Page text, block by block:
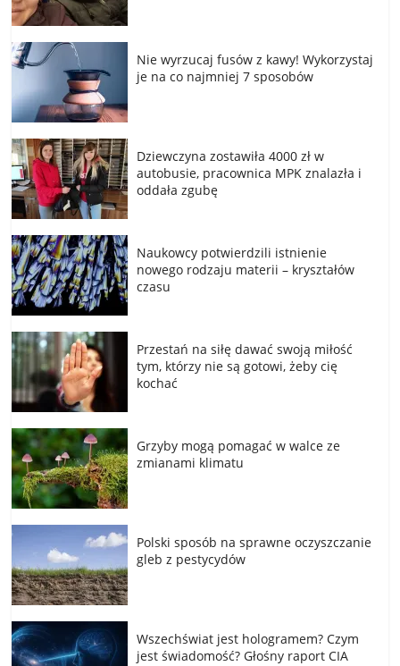
Nie wyrzucaj fusów z kawy! Wykorzystaj
je na co najmniej 7 sposobów
Dziewczyna zostawiła 4000 zł w
autobusie, pracownica MPK znalazła i
oddała zgubę
Naukowcy potwierdzili istnienie
nowego rodzaju materii – kryształów
czasu
Przestań na siłę dawać swoją miłość
tym, którzy nie są gotowi, żeby cię
kochać
Grzyby mogą pomagać w walce ze
zmianami klimatu
Polski sposób na sprawne oczyszczanie
gleb z pestycydów
Wszechświat jest hologramem? Czym
jest świadomość? Głośny raport CIA